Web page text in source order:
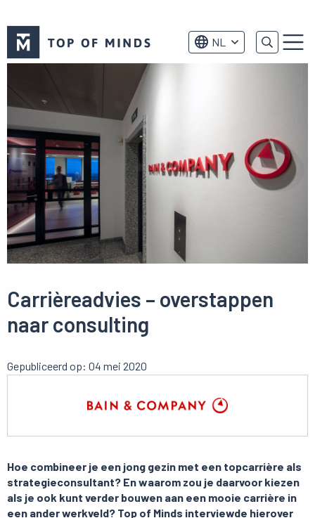
of
Minds
NL Menu
Carrièreadvies – overstappen
naar consulting
Gepubliceerd op: 04 mei 2020
Hoe combineer je een jong gezin met een topcarrière als
strategieconsultant? En waarom zou je daarvoor kiezen
als je ook kunt verder bouwen aan een mooie carrière in
een ander werkveld? Top of Minds interviewde hierover